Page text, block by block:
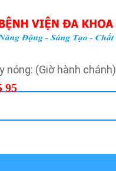
nóng: (Giờ hành chánh)
95